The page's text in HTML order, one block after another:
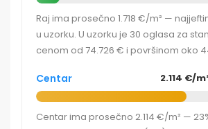
Raj ima prosečno 1.718 €/m² —
u uzorku. U uzorku je 30 oglasa za
cenom od 74.726 € i površinom oko
Centar 2.114 €/
Centar ima prosečno 2.114 €/m² —